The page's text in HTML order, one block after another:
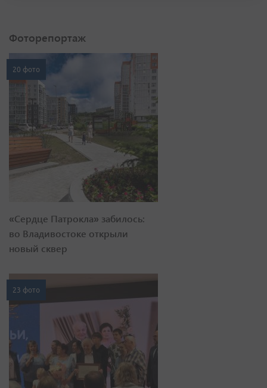
Фоторепортаж
20 фото
«Сердце Патрокла» забилось:
во Владивостоке открыли
новый сквер
23 фото